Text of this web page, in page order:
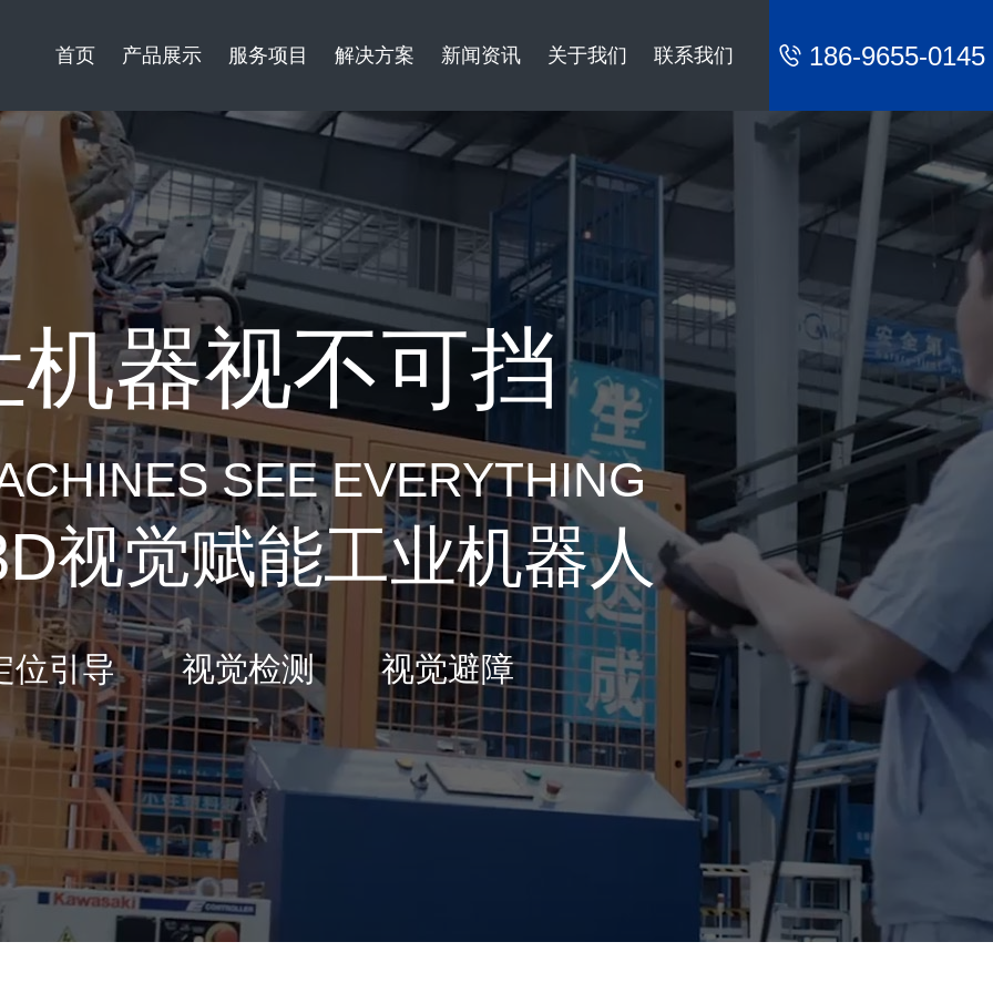
186-9655-0145
首页 产品展示 服务项目 解决方案 新闻资讯 关于我们 联系我们
机器视不可挡
SEE EVERYTHING
视觉赋能工业机器人
位引导 视觉检测 视觉避障